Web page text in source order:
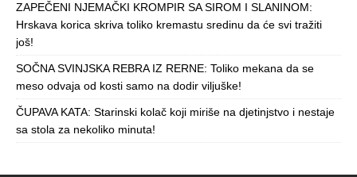
ZAPEČENI NJEMAČKI KROMPIR SA SIROM I SLANINOM:
Hrskava korica skriva toliko kremastu sredinu da će svi tražiti
još!
SOČNA SVINJSKA REBRA IZ RERNE: Toliko mekana da se
meso odvaja od kosti samo na dodir viljuške!
ČUPAVA KATA: Starinski kolač koji miriše na djetinjstvo i nestaje
sa stola za nekoliko minuta!